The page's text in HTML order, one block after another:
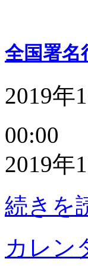
全国署名
2019年
全
国
名
00:00
2019年
続きを
カレン